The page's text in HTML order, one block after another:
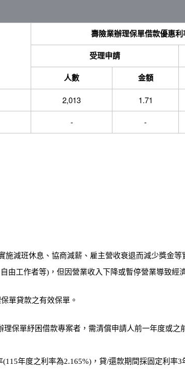
壽險業辦理保單借款優惠
受理申請
人數 金額
2,013 1.71
- -
減班休息、協商減薪、雇主營收衰退而減少獎金等
由工作者等)，但因營業收入下降或暫停營業導致經
單貸款之有效保單。
保單紓困借款專案者，需清償申請人前一年度或之
年度之利率為2.165%)，貸/還款期間採固定利率